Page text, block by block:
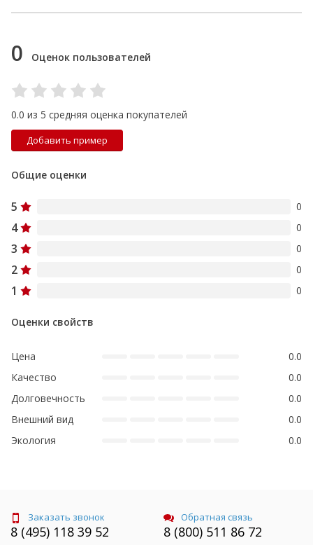
0 Оценок пользователей
0.0 из 5 средняя оценка покупателей
Добавить пример
Общие оценки
5 0
4 0
3 0
2 0
1 0
Оценки свойств
Цена
0.0
Качество
0.0
Долговечность
0.0
Внешний вид
0.0
Экология
0.0
Заказать звонок
8 (495) 118 39 52
Обратная связь
8 (800) 511 86 72